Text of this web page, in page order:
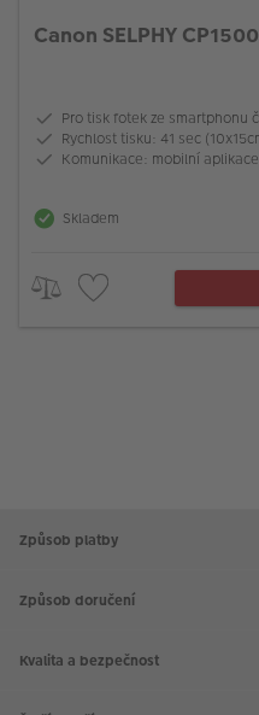
Canon SELPHY
Pro tisk fotek ze smartphonu
Rychlost tisku: 41 sec
Komunikace: mobilní
Skladem
Způsob platby
Způsob doručení
Kvalita a bezpečnost